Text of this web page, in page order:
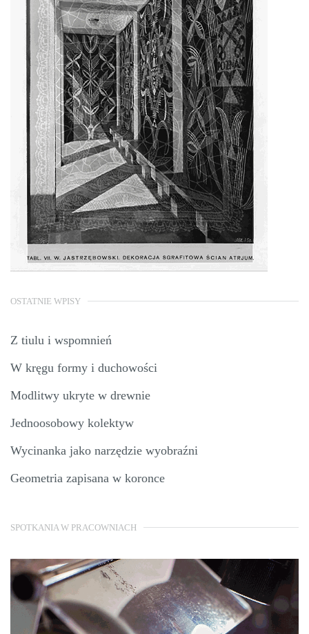
OSTATNIE WPISY
Z tiulu i wspomnień
W kręgu formy i duchowości
Modlitwy ukryte w drewnie
Jednoosobowy kolektyw
Wycinanka jako narzędzie wyobraźni
Geometria zapisana w koronce
SPOTKANIA W PRACOWNIACH